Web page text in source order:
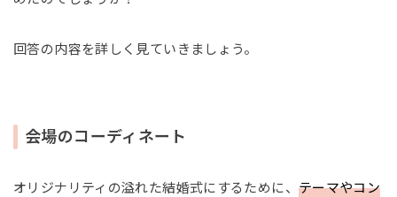
回答の内容を詳しく見ていきましょう。
会場のコーディネート
オリジナリティの溢れた結婚式にするために、 テーマやコン